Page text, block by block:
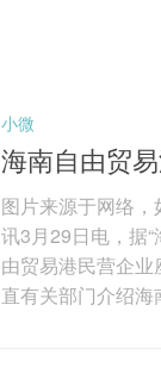
小微
海南自由贸
行
图片来源于网络
讯3月29日电，据
由贸易港民营企
直有关部门介绍